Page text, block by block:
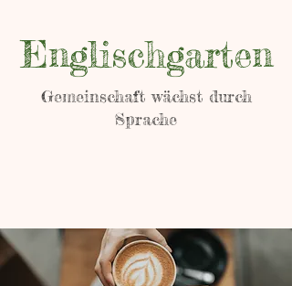
Englischgarten
Gemeinschaft wächst durch
Sprache